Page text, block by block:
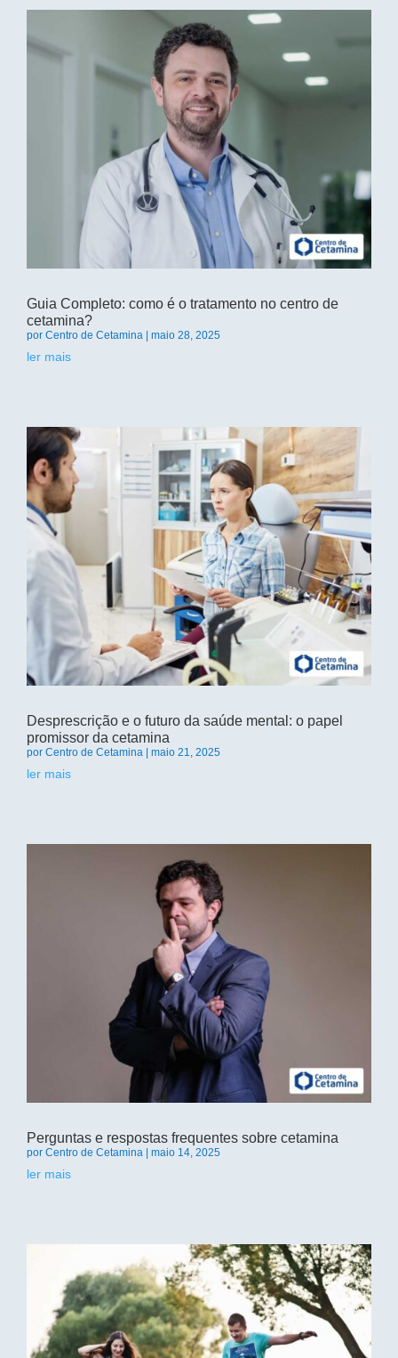
Guia Completo: como é o tratamento no centro de
cetamina?
por Centro de Cetamina maio 28, 2025
ler mais
Desprescrição e o futuro da saúde mental: o papel
promissor da cetamina
por Centro de Cetamina maio 21, 2025
ler mais
Perguntas e respostas frequentes sobre cetamina
por Centro de Cetamina maio 14, 2025
ler mais